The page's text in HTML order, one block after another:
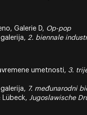
Galerie D, Op-pop
2. biennale
umetnosti, 3.
7. međunarodni
Lübeck, Jugoslawische